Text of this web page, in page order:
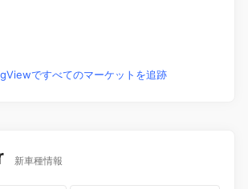
ですべてのマーケットを追跡
新車種情報